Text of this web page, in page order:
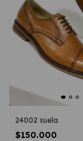
24002 suela
$150.000